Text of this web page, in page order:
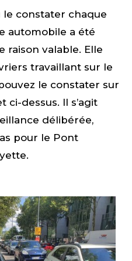
le constater chaque
automobile a été
raison valable. Elle
travaillant sur le
le constater sur
ci-dessus. Il s’agit
délibérée,
pour le Pont